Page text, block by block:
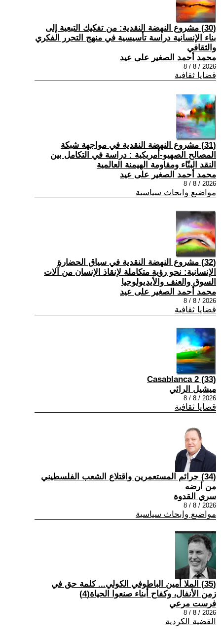
(30) مشروع النهضة النقدية: من تفكيك التبعية إلى
بناء الإنسانية دراسة تأسيسية في منهج التحرر الفكري
والثقافي
محمد أحمد الصغير على عيد
2026 / 8 / 8
قضايا ثقافية
(31) مشروع النهضة النقدية في مواجهة شبكة
المصالح الصهيو-أمريكية : دراسة في التكامل بين
النقد البنّاء ومقاومة الهيمنة العالمية
محمد أحمد الصغير على عيد
2026 / 8 / 8
مواضيع وابحاث سياسية
(32) مشروع النهضة النقدية في سياق الحضارة
الإنسانية: نحو رؤية متكاملة لإنقاذ الإنسان من آلات
السوق والعنف والأيديولوجيا
محمد أحمد الصغير على عيد
2026 / 8 / 8
قضايا ثقافية
(33) Casablanca 2
ميشيل الرائي
2026 / 8 / 8
قضايا ثقافية
(34) جرائم المستعمرين واقتلاع الشعب الفلسطيني
من أرضه
سري القدوة
2026 / 8 / 8
مواضيع وابحاث سياسية
(35) الملا أمين الباطوفي الكولي... كلمة حق في
زمن الأنفال، وكفاح أبناء صنعوا الحياة(4)
فرست مرعي
2026 / 8 / 8
القضية الكردية